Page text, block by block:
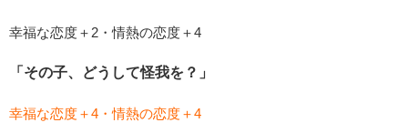
幸福な恋度＋2・情熱の恋度＋4
「その子、どうして怪我を？」
幸福な恋度＋4・情熱の恋度＋4